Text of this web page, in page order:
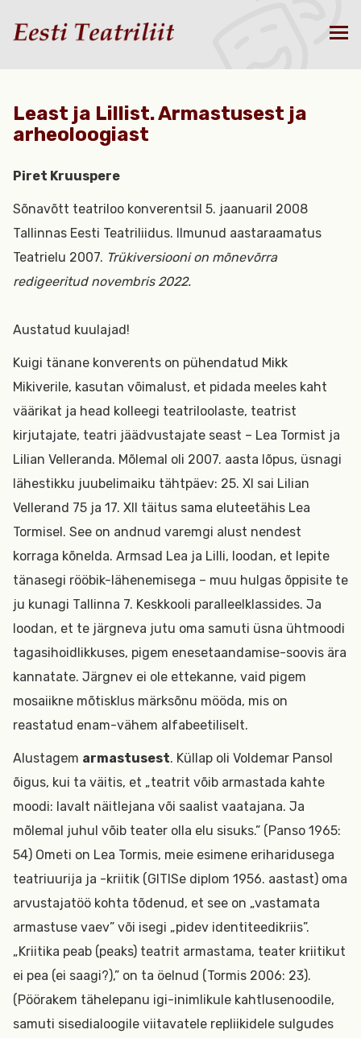
Least ja Lillist. Armastusest ja
arheoloogiast
Piret Kruuspere
Sõnavõtt teatriloo konverentsil 5. jaanuaril 2008
Tallinnas Eesti Teatriliidus. Ilmunud aastaraamatus
Teatrielu 2007. Trükiversiooni on mõnevõrra
redigeeritud novembris 2022.
Austatud kuulajad!
Kuigi tänane konverents on pühendatud Mikk
Mikiverile, kasutan võimalust, et pidada meeles kaht
väärikat ja head kolleegi teatriloolaste, teatrist
kirjutajate, teatri jäädvustajate seast – Lea Tormist ja
Lilian Velleranda. Mõlemal oli 2007. aasta lõpus, üsnagi
lähestikku juubelimaiku tähtpäev: 25. XI sai Lilian
Vellerand 75 ja 17. XII täitus sama eluteetähis Lea
Tormisel. See on andnud varemgi alust nendest
korraga kõnelda. Armsad Lea ja Lilli, loodan, et lepite
tänasegi rööbik-lähenemisega – muu hulgas õppisite te
ju kunagi Tallinna 7. Keskkooli paralleelklassides. Ja
loodan, et te järgneva jutu oma samuti üsna ühtmoodi
tagasihoidlikkuses, pigem enesetaandamise-soovis ära
kannatate. Järgnev ei ole ettekanne, vaid pigem
mosaiikne mõtisklus märksõnu mööda, mis on
reastatud enam-vähem alfabeetiliselt.
Alustagem armastusest. Küllap oli Voldemar Pansol
õigus, kui ta väitis, et „teatrit võib armastada kahte
moodi: lavalt näitlejana või saalist vaatajana. Ja
mõlemal juhul võib teater olla elu sisuks.” (Panso 1965:
54) Ometi on Lea Tormis, meie esimene eriharidusega
teatriuurija ja -kriitik (GITISe diplom 1956. aastast) oma
arvustajatöö kohta tõdenud, et see on „vastamata
armastuse vaev” või isegi „pidev identiteedikriis”.
„Kriitika peab (peaks) teatrit armastama, teater kriitikut
ei pea (ei saagi?),” on ta öelnud (Tormis 2006: 23).
(Pöörakem tähelepanu igi-inimlikule kahtlusenoodile,
samuti sisedialoogile viitavatele repliikidele sulgudes